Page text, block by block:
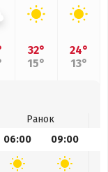
32°
15°
24°
13°
Ранок
06:00 09:00